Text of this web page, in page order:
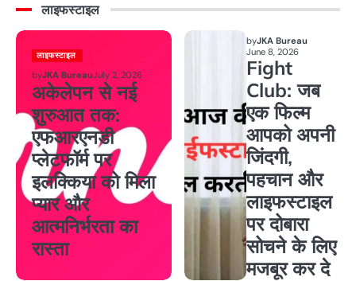
लाइफस्टाइल
लाइफस्टाइल
byJKA BureauJuly 2, 2026
अकेलेपन से नई
शुरुआत तक:
एफआरएनडी
प्लेटफॉर्म पर
इलक्किया को मिला
प्यार और
आत्मनिर्भरता का
रास्ता
byJKA Bureau
June 8, 2026
Fight
Club: जब
एक फिल्म
आपको अपनी
जिंदगी,
पहचान और
लाइफस्टाइल
पर दोबारा
सोचने के लिए
मजबूर कर दे